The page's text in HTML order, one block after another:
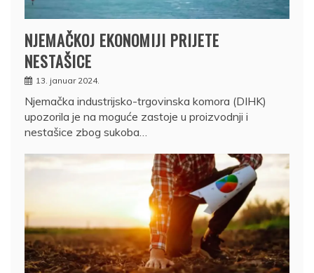
NJEMAČKOJ EKONOMIJI PRIJETE
NESTAŠICE
13. januar 2024.
Njemačka industrijsko-trgovinska komora (DIHK)
upozorila je na moguće zastoje u proizvodnji i
nestašice zbog sukoba…